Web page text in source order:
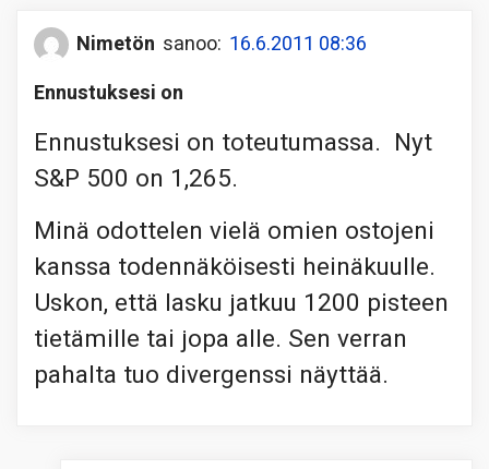
Nimetön sanoo: 16.6.2011 08:36
Ennustuksesi on
Ennustuksesi on toteutumassa. Nyt
S&P 500 on 1,265.
Minä odottelen vielä omien ostojeni
kanssa todennäköisesti heinäkuulle.
Uskon, että lasku jatkuu 1200 pisteen
tietämille tai jopa alle. Sen verran
pahalta tuo divergenssi näyttää.